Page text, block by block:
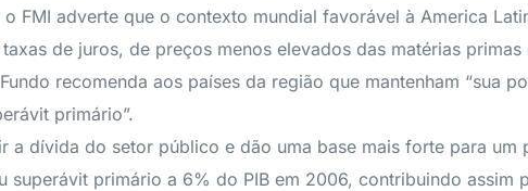
FMI adverte que o contexto mundial favorável à America
de juros, de preços menos elevados das matérias
recomenda aos países da região que mantenham “sua
primário”.
a dívida do setor público e dão uma base mais forte para
superávit primário a 6% do PIB em 2006, contribuindo assim